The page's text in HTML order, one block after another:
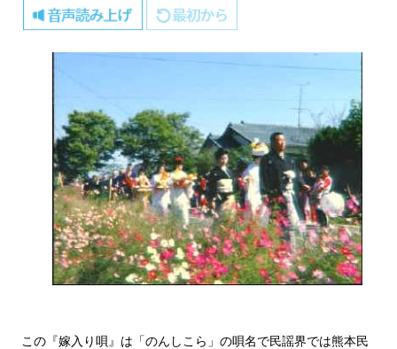
この『嫁入り唄』は「のんしこら」の唄名で民謡界では熊本民